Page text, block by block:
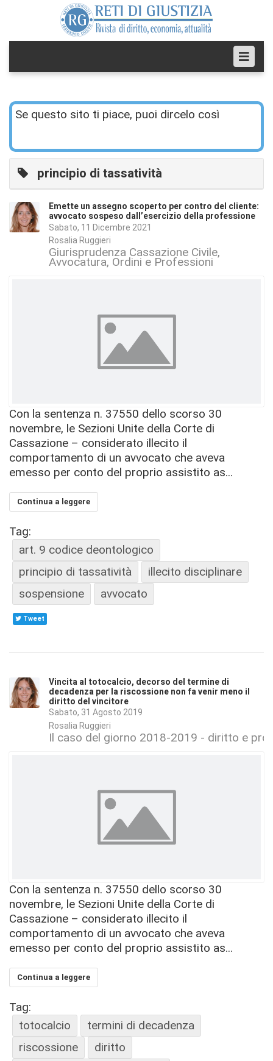
Se questo sito ti piace, puoi dircelo così
principio di tassatività
Emette un assegno scoperto per contro del cliente:
avvocato sospeso dall’esercizio della professione
Sabato, 11 Dicembre 2021
Rosalia Ruggieri
Giurisprudenza Cassazione Civile
Avvocatura, Ordini e Professioni
Con la sentenza n. 37550 dello scorso 30
novembre, le Sezioni Unite della Corte di
Cassazione – considerato illecito il
comportamento di un avvocato che aveva
emesso per conto del proprio assistito as...
Continua a leggere
Tag:
art. 9 codice deontologico
principio di tassatività
illecito disciplinare
sospensione
avvocato
Tweet
Vincita al totocalcio, decorso del termine di
decadenza per la riscossione non fa venir meno il
diritto del vincitore
Sabato, 31 Agosto 2019
Rosalia Ruggieri
Il caso del giorno 2018-2019 - diritto e
Con la sentenza n. 37550 dello scorso 30
novembre, le Sezioni Unite della Corte di
Cassazione – considerato illecito il
comportamento di un avvocato che aveva
emesso per conto del proprio assistito as...
Continua a leggere
Tag:
totocalcio
termini di decadenza
riscossione
diritto